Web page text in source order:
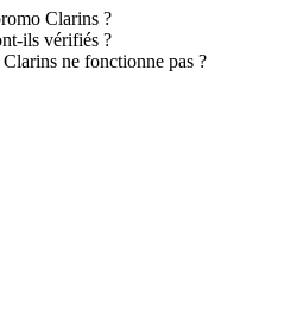
Clarins?
ils vérifiés ?
Clarinsne fonctionne pas ?